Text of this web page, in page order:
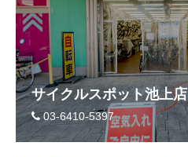
サイクルスポット池上店
03-6410-5397